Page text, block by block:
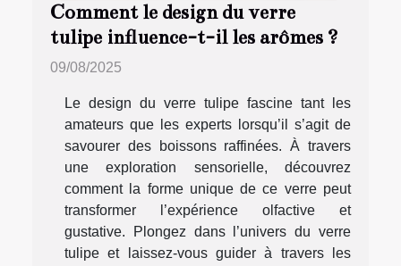
Comment le design du verre
tulipe influence-t-il les arômes ?
09/08/2025
Le design du verre tulipe fascine tant les
amateurs que les experts lorsqu’il s’agit de
savourer des boissons raffinées. À travers
une exploration sensorielle, découvrez
comment la forme unique de ce verre peut
transformer l’expérience olfactive et
gustative. Plongez dans l’univers du verre
tulipe et laissez-vous guider à travers les